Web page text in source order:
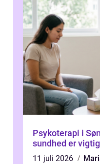
Psykoterapi i
sundhed er vigtig
11 juli 2026